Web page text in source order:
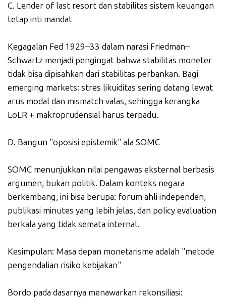
C. Lender of last resort dan stabilitas sistem keuangan
tetap inti mandat
Kegagalan Fed 1929–33 dalam narasi Friedman–
Schwartz menjadi pengingat bahwa stabilitas moneter
tidak bisa dipisahkan dari stabilitas perbankan. Bagi
emerging markets: stres likuiditas sering datang lewat
arus modal dan mismatch valas, sehingga kerangka
LoLR + makroprudensial harus terpadu.
D. Bangun "oposisi epistemik" ala SOMC
SOMC menunjukkan nilai pengawas eksternal berbasis
argumen, bukan politik. Dalam konteks negara
berkembang, ini bisa berupa: forum ahli independen,
publikasi minutes yang lebih jelas, dan policy evaluation
berkala yang tidak semata internal.
Kesimpulan: Masa depan monetarisme adalah "metode
pengendalian risiko kebijakan"
Bordo pada dasarnya menawarkan rekonsiliasi: